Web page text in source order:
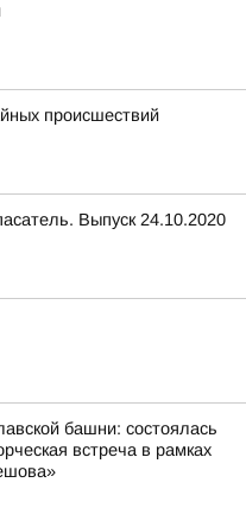
происшествий
Выпуск 24.10.2020
башни: состоялась
встреча в рамках